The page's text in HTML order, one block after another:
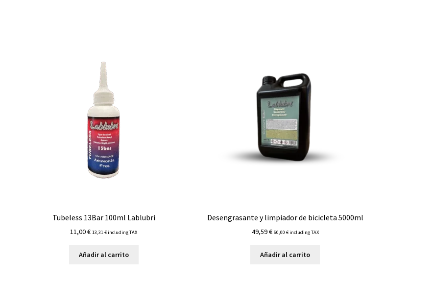
Tubeless 13Bar 100ml Lablubri
11,00€ 13,31€including TAX
Añadir al carrito
Desengrasante y limpiador de bicicleta 5000ml
49,59€ 60,00 €including TAX
Añadir al carrito